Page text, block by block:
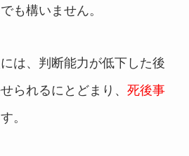
も構いません。
は、判断能力が低下した後
られるにとどまり、 死後事
。